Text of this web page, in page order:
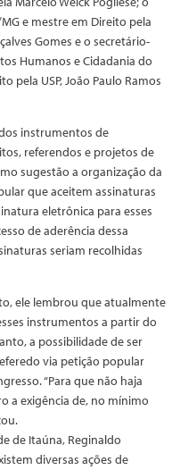
e mestre em Direito pela
Gomes e o secretário-
Humanos e Cidadania do
pela USP, João Paulo Ramos
instrumentos de
referendos e projetos de
sugestão a organização da
que aceitem assinaturas
eletrônica para esses
de aderência dessa
seriam recolhidas
ele lembrou que atualmente
instrumentos a partir do
a possibilidade de ser
via petição popular
“Para que não haja
a exigência de, no mínimo
de Itaúna, Reginaldo
diversas ações de